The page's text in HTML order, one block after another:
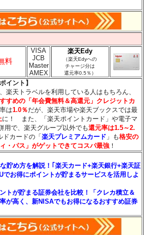
料
VISA
JCB
Master
AMEX
楽天Edy
（楽天Edyへの
チャージ分は
還元率0.5％）
イント】
楽天トラベルを利用している人はもちろん、
すめの「年会費無料＆高還元」クレジットカ
は1.0％だが、楽天市場や楽天ブックスでは最
に！ また、「楽天ポイントカード」や電子マ
用で、楽天グループ以外でも還元率は1.5～2.
カードの「楽天プレミアムカード 」も格安の
・パス」がゲットできてコスパ最強 ！
な貯め方を解説！｢楽天カード+楽天銀行+楽天証
でお得にポイントが貯まるサービスを活用しよ
トが貯まる証券会社を比較！「クレカ積立＆
が高く、新NISAでもお得になるおすすめ証券